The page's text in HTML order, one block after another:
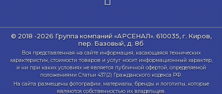
© 2018 -2026 Группа компаний «АРСЕНАЛ». 610035, г. Киров,
пер. Базовый, д. 8б
Вся представленная на сайте информация, касающаяся технических
характеристик, стоимости товаров и услуг носит информационный характер,
и ни при каких условиях не является публичной офертой, определяемой
положениями Статьи 437(2) Гражданского кодекса РФ.
На сайта размещены фотографии, материалы, бренды и логотипы, которые
являются собственностью их владельцев.